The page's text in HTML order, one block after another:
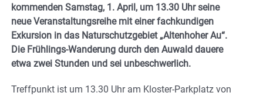
kommenden Samstag, 1. April, um 13.30 Uhr seine
neue Veranstaltungsreihe mit einer fachkundigen
Exkursion in das Naturschutzgebiet „Altenhoher Au“.
Die Frühlings-Wanderung durch den Auwald dauere
etwa zwei Stunden und sei unbeschwerlich.
Treffpunkt ist um 13.30 Uhr am Kloster-Parkplatz von